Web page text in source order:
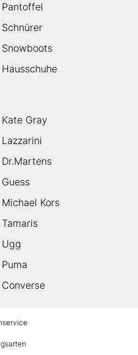
Pantoffel
Schnürer
Snowboots
Hausschuhe
Kate Gray
Lazzarini
Dr.Martens
Guess
Michael Kors
Tamaris
Ugg
Puma
Converse